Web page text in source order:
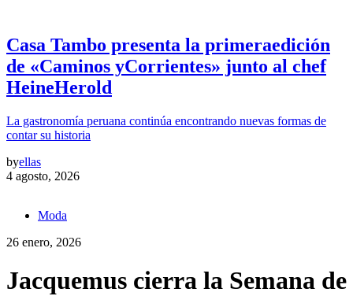
Casa Tambo presenta la primeraedición
de «Caminos yCorrientes» junto al chef
HeineHerold
La gastronomía peruana continúa encontrando nuevas formas de
contar su historia
byellas
4 agosto, 2026
Moda
26 enero, 2026
Jacquemus cierra la Semana de